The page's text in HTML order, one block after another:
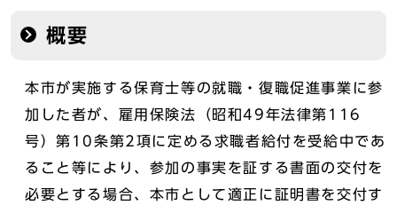
概要
本市が実施する保育士等の就職・復職促進事業に参
加した者が、雇用保険法（昭和49年法律第116
号）第10条第2項に定める求職者給付を受給中であ
ること等により、参加の事実を証する書面の交付を
必要とする場合、本市として適正に証明書を交付す